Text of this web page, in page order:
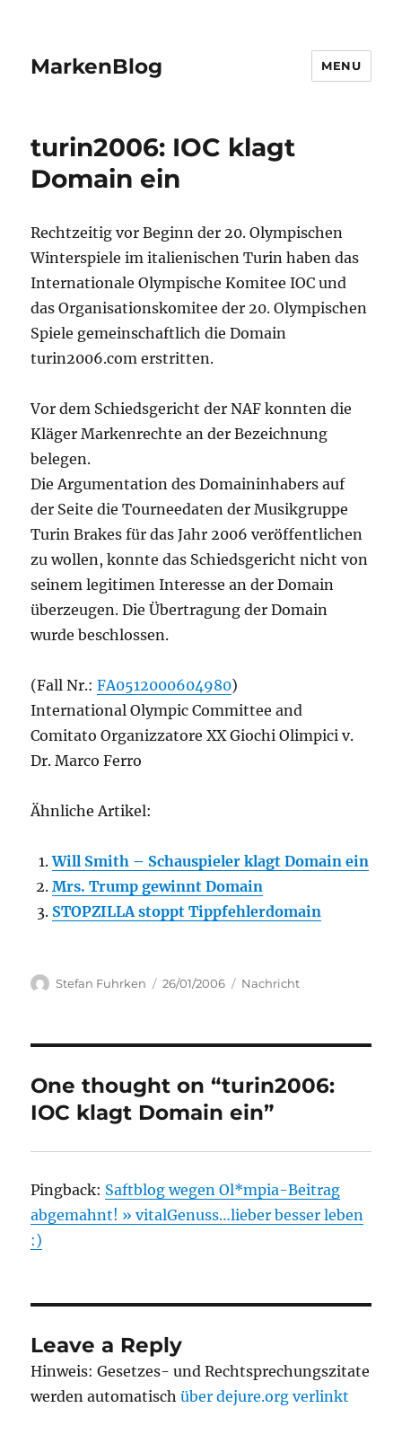
MarkenBlog MENU
turin2006: IOC klagt
Domain ein
Rechtzeitig vor Beginn der 20. Olympischen
Winterspiele im italienischen Turin haben das
Internationale Olympische Komitee IOC und
das Organisationskomitee der 20. Olympischen
Spiele gemeinschaftlich die Domain
turin2006.com erstritten.
Vor dem Schiedsgericht der NAF konnten die
Kläger Markenrechte an der Bezeichnung
belegen.
Die Argumentation des Domaininhabers auf
der Seite die Tourneedaten der Musikgruppe
Turin Brakes für das Jahr 2006 veröffentlichen
zu wollen, konnte das Schiedsgericht nicht von
seinem legitimen Interesse an der Domain
überzeugen. Die Übertragung der Domain
wurde beschlossen.
(Fall Nr.:FA0512000604980)
International Olympic Committee and
Comitato Organizzatore XX Giochi Olimpici v.
Dr. Marco Ferro
Ähnliche Artikel:
Will Smith – Schauspieler klagt Domain ein
Mrs. Trump gewinnt Domain
STOPZILLA stoppt Tippfehlerdomain
Author
Stefan Fuhrken
Posted
26/01/2006 Categories
Nachricht
One thought on “turin2006:
IOC klagt Domain ein”
Pingback: Saftblog wegen Ol*mpia-Beitrag
abgemahnt! » vitalGenuss…lieber besser leben
:)
Leave a Reply
Hinweis: Gesetzes- und Rechtsprechungszitate
werden automatischüber dejure.org verlinkt